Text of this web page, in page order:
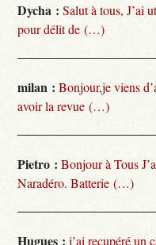
Dycha : Salut à tous, J’ai
pour délit de (…)
milan : Bonjour,je viens
avoir la revue (…)
Pietro : Bonjour à Tous
Naradéro. Batterie (…)
Hugues : j’ai recupéré un